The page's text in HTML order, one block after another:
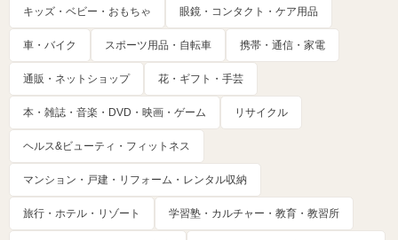
キッズ・ベビー・おもちゃ 眼鏡・コンタクト・ケア用品
車・バイク スポーツ用品・自転車 携帯・通信・家電
通販・ネットショップ 花・ギフト・手芸
本・雑誌・音楽・DVD・映画・ゲーム リサイクル
ヘルス&ビューティ・フィットネス
マンション・戸建・リフォーム・レンタル収納
旅行・ホテル・リゾート 学習塾・カルチャー・教育・教習所